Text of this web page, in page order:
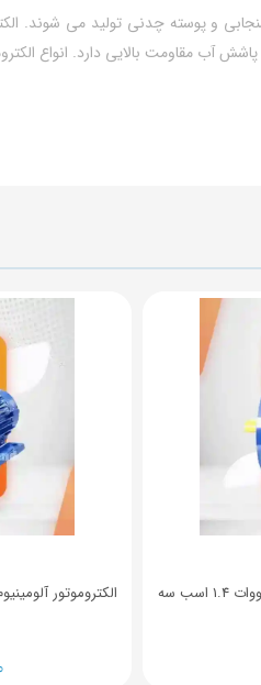
الکتروموتور آلومینیوم ایده آل 0.18 کیلووات 1.4 اسب سه